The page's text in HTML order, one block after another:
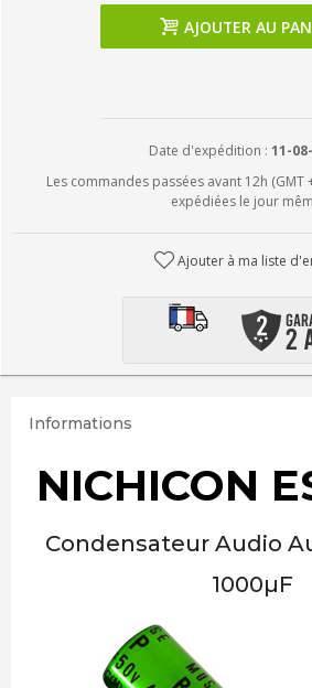
AJOUTER AU
Date d'expédition : 11-
Les commandes passées avant 12h (GMT
expédiées le jour
Ajouter à ma liste
Informations
NICHICON
Condensateur Audio
1000µF